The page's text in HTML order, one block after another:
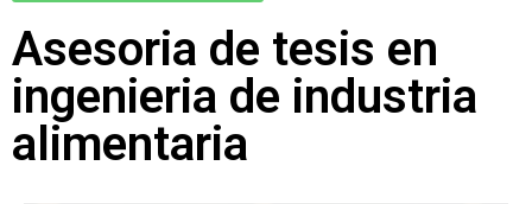
Asesoria de tesis en
ingenieria de industria
alimentaria